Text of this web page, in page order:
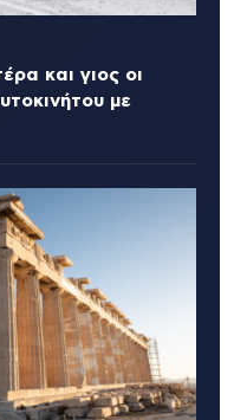
και γιος οι
με